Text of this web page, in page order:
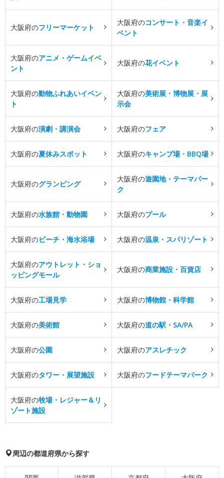
大阪府のフリーマーケット
大阪府のコンサート・音楽イ
ベント
大阪府のアニメ・ゲームイベ
ント
大阪府の花イベント
大阪府の動物ふれあいイベン
ト
大阪府の美術展・博物展・展
示会
大阪府の演劇・講演会 大阪府のフェア
大阪府の夏休みスポット 大阪府のキャンプ場・BBQ場
大阪府のグランピング
大阪府の遊園地・テーマパー
ク
大阪府の水族館・動物園 大阪府のプール
大阪府のビーチ・海水浴場 大阪府の温泉・スパリゾート
大阪府のアウトレット・ショ
ッピングモール
大阪府の商業施設・百貨店
大阪府の工場見学 大阪府の博物館・科学館
大阪府の美術館 大阪府の道の駅・SA/PA
大阪府の公園 大阪府のアスレチック
大阪府のタワー・展望施設 大阪府のフードテーマパーク
大阪府の牧場・レジャー＆リ
ゾート施設
周辺の都道府県から探す